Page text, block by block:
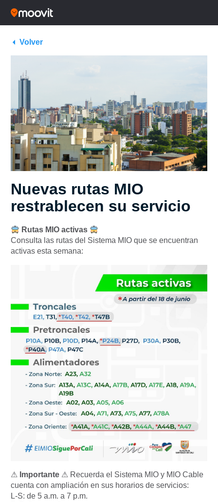
Volver
Nuevas rutas MIO
restrablecen su servicio
Rutas MIO activas
Consulta las rutas del Sistema MIO que se encuentran
activas esta semana:
⚠ Importante ⚠ Recuerda el Sistema MIO y MIO Cable
cuenta con ampliación en sus horarios de servicios:
L-S: de 5 a.m. a 7 p.m.